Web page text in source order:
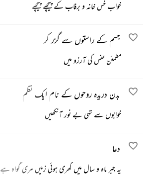
خواب خس خانہ و برفاب کے پیچھے پیچھے
جسم کے راستوں سے گزر کر
مطمئن نفس کی آرزو میں
بدن دریدہ روحوں کے نام ایک نظم
خوابوں سے تہی بے نور آنکھیں
دعا
یہ جبر ماہ و سال میں گھری ہوئی زمیں مری گواہ ہے